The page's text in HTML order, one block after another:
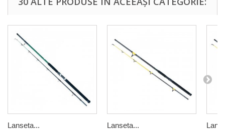
Lanseta... Lanseta...